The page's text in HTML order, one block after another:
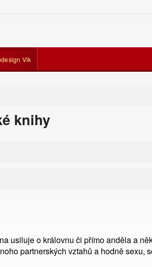
Vik
knihy
usiluje o královnu či přímo anděla a
partnerských vztahů a hodně sexu,